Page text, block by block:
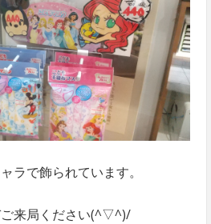
ラで飾られています。
来局ください(^▽^)/